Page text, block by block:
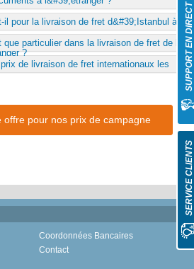
il pour la livraison de fret d&#39;Istanbul à
particulier dans la livraison de fret de la
?
de livraison de fret internationaux les
offre pour nos prix de campagne
Coordonnées Bancaires
Contact
SERVICE CLIENTS
SUPPORT EN DIRECT